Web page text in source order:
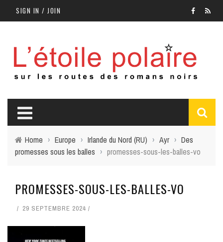
SIGN IN / JOIN
Home › Europe › Irlande du Nord (RU) › Ayr › Des
promesses sous les balles › promesses-sous-les-balles-vo
PROMESSES-SOUS-LES-BALLES-VO
29 SEPTEMBRE 2024